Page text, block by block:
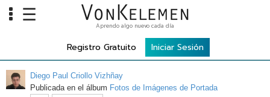
Cursos
☰ Aprendo algo nuevo cada día
Registro Gratuito Iniciar Sesión
Diego Paul Criollo Vizhñay
Publicada en el álbum Fotos de Imágenes de Portada